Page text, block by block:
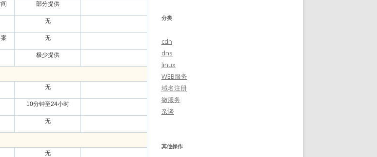
部分提供
无
无
极少提供
无
10分钟至24小时
无
无
分类
cdn
dns
linux
WEB服务
域名注册
微服务
杂谈
其他操作